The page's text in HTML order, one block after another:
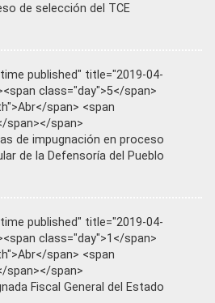
de selección del TCE
published" title="2019-04-
class="day">5</span>
span> <span
span></span>
de impugnación en proceso
de la Defensoría del Pueblo
published" title="2019-04-
class="day">1</span>
span> <span
span></span>
Fiscal General del Estado